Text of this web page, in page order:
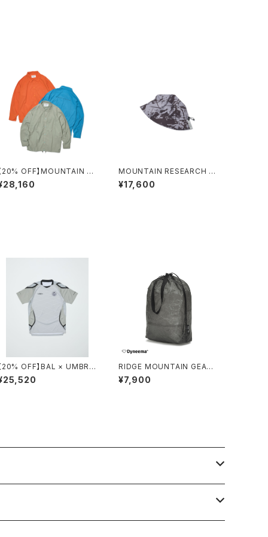
【20% OFF】MOUNTAIN RE
/ COACH SHIRT
MOUNTAIN RESEARCH /
SPLATRAIL HAT
¥17,600
【20% OFF】BAL × UMBRO
SOCCER JERSEY
RIDGE MOUNTAIN GEAR /
STUFF SACK
¥7,900